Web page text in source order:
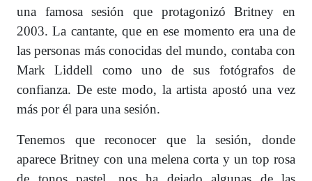
una famosa sesión que protagonizó Britney en
2003. La cantante, que en ese momento era una de
las personas más conocidas del mundo, contaba con
Mark Liddell como uno de sus fotógrafos de
confianza. De este modo, la artista apostó una vez
más por él para una sesión.
Tenemos que reconocer que la sesión, donde
aparece Britney con una melena corta y un top rosa